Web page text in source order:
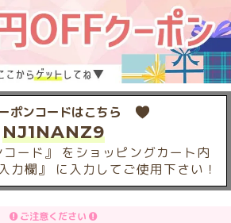
ポンコードはこちら
NJ1NANZ9
ード』 をショッピングカート内
力欄』 に入力してご使用下さい！
ご注意ください